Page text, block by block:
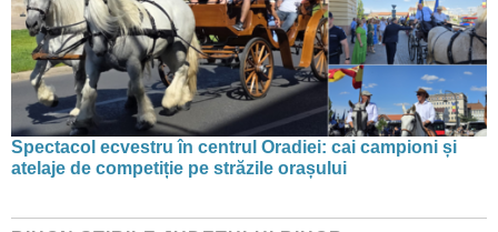
Spectacol ecvestru în centrul Oradiei: cai campioni și
atelaje de competiție pe străzile orașului